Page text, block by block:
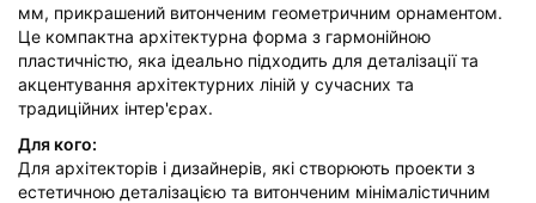
мм, прикрашений витонченим геометричним орнаментом.
Це компактна архітектурна форма з гармонійною
пластичністю, яка ідеально підходить для деталізації та
акцентування архітектурних ліній у сучасних та
традиційних інтер'єрах.
Для кого:
Для архітекторів і дизайнерів, які створюють проекти з
естетичною деталізацією та витонченим мінімалістичним